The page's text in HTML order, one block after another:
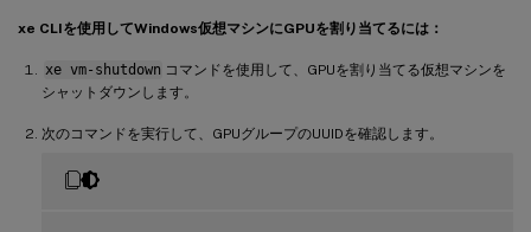
xe CLIを使用してWindows仮想マシンにGPUを割り当てるには：
xe vm-shutdown コマンドを使用して、GPUを割り当てる仮想マシンを
シャットダウンします。
次のコマンドを実行して、GPUグループのUUIDを確認します。